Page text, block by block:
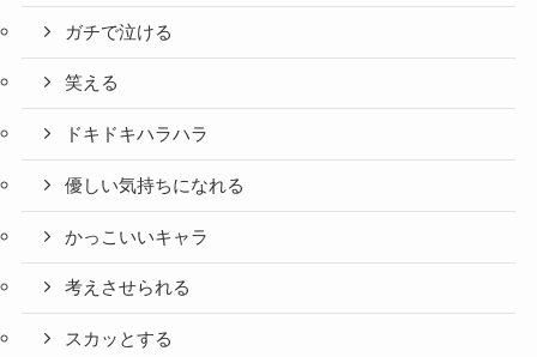
ガチで泣ける
笑える
ドキドキハラハラ
優しい気持ちになれる
かっこいいキャラ
考えさせられる
スカッとする